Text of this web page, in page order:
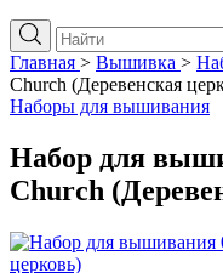
Главная > Вышивка >
Church (Деревенская
Наборы для вышивания
Набор для
Church